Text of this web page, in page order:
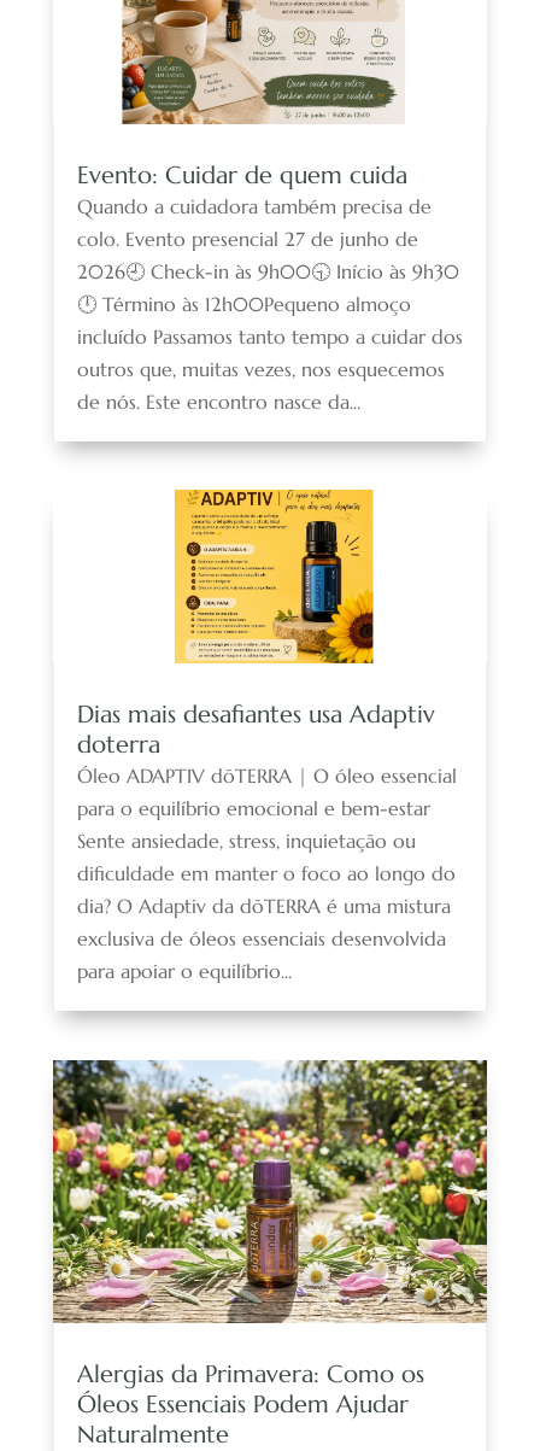
Evento: Cuidar de quem cuida
Quando a cuidadora também precisa de
colo. Evento presencial 27 de junho de
2026🕘 Check-in às 9h00🕤 Início às 9h30
🕛 Término às 12h00Pequeno almoço
incluído Passamos tanto tempo a cuidar dos
outros que, muitas vezes, nos esquecemos
de nós. Este encontro nasce da...
Dias mais desafiantes usa Adaptiv
doterra
Óleo ADAPTIV dōTERRA | O óleo essencial
para o equilíbrio emocional e bem-estar
Sente ansiedade, stress, inquietação ou
dificuldade em manter o foco ao longo do
dia? O Adaptiv da dōTERRA é uma mistura
exclusiva de óleos essenciais desenvolvida
para apoiar o equilíbrio...
Alergias da Primavera: Como os
Óleos Essenciais Podem Ajudar
Naturalmente